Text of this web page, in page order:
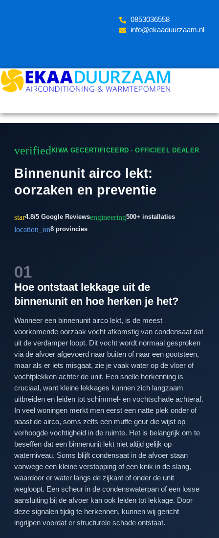
‪0853036558
info@ekaaduurzaam.nl
verified KIWA GECERTIFICEERD · OFFICIEEL DEALER
Binnenunit airco lekt:
oorzaken en preventie
star4.8/5 Google Reviewsengineering500+ installaties
location_on8 provincies
01
Hoe ontstaat lekkage uit de
binnenunit en hoe herken je het?
Wanneer een binnenunit airco lekt, is de meest
voorkomende oorzaak vocht afkomstig van condensaat dat
uit de verdamper loopt. Dit vocht wordt normaal gesproken
via de afvoer afgevoerd naar buiten of naar een gootsteen,
maar als er iets misgaat, zie je vaak water op de vloer of
vochtplekken achter de unit. Een snelle herkenning is
cruciaal, want kleine lekkages kunnen zich langzaam
uitbreiden en leiden tot schimmel- en vochtschade achteraf.
In veel woningen merkt men eerst een natte plek onder of
naast de airco, soms zelfs een muffe geur die wijst op
verhoogde vochtigheid in de ruimte. Het is belangrijk om te
beseffen dat een binnenunit lekt niet altijd gelijk op
waterniveau. Soms blijft condensaat in de afvoer staan
vanwege een kleine verstopping of een knik in de slang,
waardoor er water langs de zijkant of onder de unit
wegloopt. Een scheur in de condenswaterpan of een losse
aansluiting bij de afvoer kan ook leiden tot lekkage. Door
deze signalen tijdig te herkennen, kunnen wij gericht
ingrijpen voordat er structurele schade ontstaat.